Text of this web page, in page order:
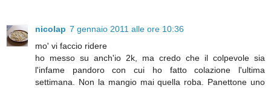
nicolap 7 gennaio 2011 alle ore 10:36
mo' vi faccio ridere
ho messo su anch'io 2k, ma credo che il colpevole sia
l'infame pandoro con cui ho fatto colazione l'ultima
settimana. Non la mangio mai quella roba. Panettone uno